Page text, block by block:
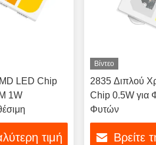
LED Chip
1W
τιμή
Βίντεο
2835 Διπλού
Chip 0.5W για
Φυτών
Βρείτε